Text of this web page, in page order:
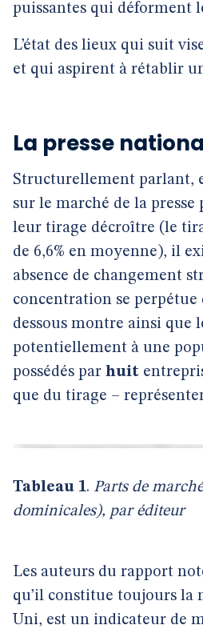
puissantes qui déforment
L’état des lieux qui suit
et qui aspirent à rétablir
La presse
Structurellement parlant,
sur le marché de la
leur tirage décroître (le
de 6,6% en moyenne), il
absence de changement
concentration se perpétue
dessous montre ainsi que
potentiellement à une
possédés par huit
que du tirage –
Tableau 1. Parts de
dominicales), par éditeur
Les auteurs du rapport
qu’il constitue toujours la
Uni, est un indicateur de